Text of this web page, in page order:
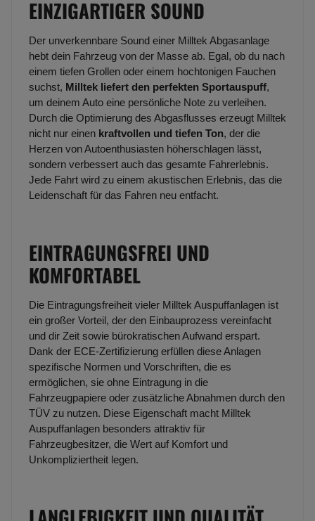
EINZIGARTIGER SOUND
Der unverkennbare Sound einer Milltek Abgasanlage
hebt dein Fahrzeug von der Masse ab. Egal, ob du nach
einem tiefen Grollen oder einem hochtonigen Fauchen
suchst, Milltek liefert den perfekten Sportauspuff,
um deinem Auto eine persönliche Note zu verleihen.
Durch die Optimierung des Abgasflusses erzeugt Milltek
nicht nur einen kraftvollen und tiefen Ton, der die
Herzen von Autoenthusiasten höherschlagen lässt,
sondern verbessert auch das gesamte Fahrerlebnis.
Jede Fahrt wird zu einem akustischen Erlebnis, das die
Leidenschaft für das Fahren neu entfacht.
EINTRAGUNGSFREI UND
KOMFORTABEL
Die Eintragungsfreiheit vieler Milltek Auspuffanlagen ist
ein großer Vorteil, der den Einbauprozess vereinfacht
und dir Zeit sowie bürokratischen Aufwand erspart.
Dank der ECE-Zertifizierung erfüllen diese Anlagen
spezifische Normen und Vorschriften, die es
ermöglichen, sie ohne Eintragung in die
Fahrzeugpapiere oder zusätzliche Abnahmen durch den
TÜV zu nutzen. Diese Eigenschaft macht Milltek
Auspuffanlagen besonders attraktiv für
Fahrzeugbesitzer, die Wert auf Komfort und
Unkompliziertheit legen.